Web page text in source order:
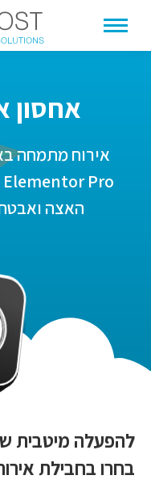
אחסון
אירוח מתמחה
האצה
להפעלה מיטבית
בחרו בחבילת